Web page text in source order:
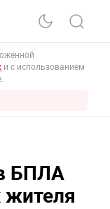
и с использованием
БПЛА
жителя